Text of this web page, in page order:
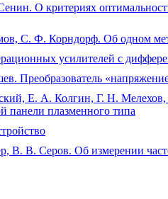
О критериях
С. Ф. Корндорф. Об одном
усилителей с
Преобразователь
Е. А. Колгин, Г. Н.
панели плазменного типа
В. В. Серов. Об измерении